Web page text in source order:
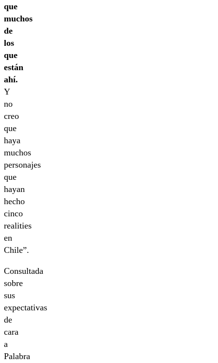
que
muchos
de
los
que
están
ahí.
Y
no
creo
que
haya
muchos
personajes
que
hayan
hecho
cinco
realities
en
Chile”.
Consultada
sobre
sus
expectativas
de
cara
a
Palabra